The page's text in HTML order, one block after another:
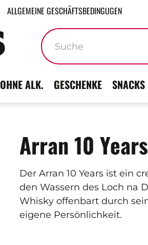
ALLGEMEINE GESCHÄFTSBEDINGUGEN
OHNE ALK. GESCHENKE SNACKS
Stichwörter
Arran 10
Der Arran 10 Years ist ein
den Wassern des Loch na
Whisky offenbart durch
eigene Persönlichkeit.